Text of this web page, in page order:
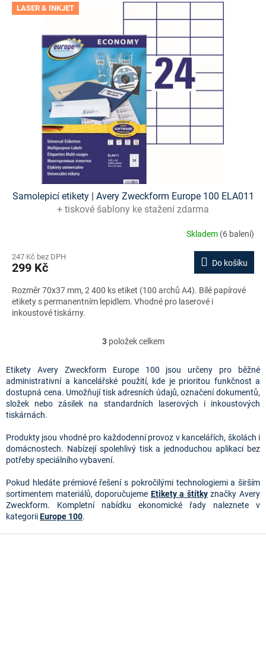
LASER & INKJET
Samolepicí etikety | Avery Zweckform Europe 100 ELA011
+ tiskové šablony ke stažení zdarma
Skladem (6 balení)
247 Kč bez DPH
299 Kč Do košíku
Rozměr 70x37 mm, 2 400 ks etiket (100 archů A4). Bílé papírové
etikety s permanentním lepidlem. Vhodné pro laserové i
inkoustové tiskárny.
O
l
á
d
a
p
r
y
v
s
3položek celkem
Etikety Avery Zweckform Europe 100 jsou určeny pro běžné
administrativní a kancelářské použití, kde je prioritou funkčnost a
dostupná cena. Umožňují tisk adresních údajů, označení dokumentů,
složek nebo zásilek na standardních laserových i inkoustových
tiskárnách.
Produkty jsou vhodné pro každodenní provoz v kancelářích, školách i
domácnostech. Nabízejí spolehlivý tisk a jednoduchou aplikaci bez
potřeby speciálního vybavení.
Pokud hledáte prémiové řešení s pokročilými technologiemi a širším
sortimentem materiálů, doporučujeme Etikety a štítkyznačky Avery
Zweckform. Kompletní nabídku ekonomické řady naleznete v
kategoriiEurope 100.